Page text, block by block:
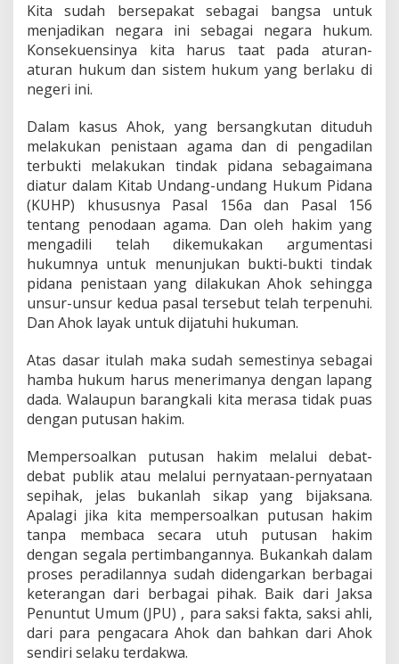
Kita sudah bersepakat sebagai bangsa untuk
menjadikan negara ini sebagai negara hukum.
Konsekuensinya kita harus taat pada aturan-
aturan hukum dan sistem hukum yang berlaku di
negeri ini.
Dalam kasus Ahok, yang bersangkutan dituduh
melakukan penistaan agama dan di pengadilan
terbukti melakukan tindak pidana sebagaimana
diatur dalam Kitab Undang-undang Hukum Pidana
(KUHP) khususnya Pasal 156a dan Pasal 156
tentang penodaan agama. Dan oleh hakim yang
mengadili telah dikemukakan argumentasi
hukumnya untuk menunjukan bukti-bukti tindak
pidana penistaan yang dilakukan Ahok sehingga
unsur-unsur kedua pasal tersebut telah terpenuhi.
Dan Ahok layak untuk dijatuhi hukuman.
Atas dasar itulah maka sudah semestinya sebagai
hamba hukum harus menerimanya dengan lapang
dada. Walaupun barangkali kita merasa tidak puas
dengan putusan hakim.
Mempersoalkan putusan hakim melalui debat-
debat publik atau melalui pernyataan-pernyataan
sepihak, jelas bukanlah sikap yang bijaksana.
Apalagi jika kita mempersoalkan putusan hakim
tanpa membaca secara utuh putusan hakim
dengan segala pertimbangannya. Bukankah dalam
proses peradilannya sudah didengarkan berbagai
keterangan dari berbagai pihak. Baik dari Jaksa
Penuntut Umum (JPU) , para saksi fakta, saksi ahli,
dari para pengacara Ahok dan bahkan dari Ahok
sendiri selaku terdakwa.